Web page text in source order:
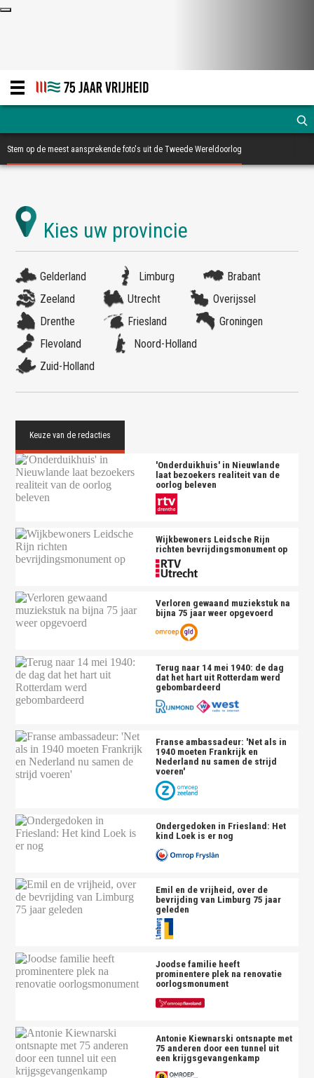
Stem op de meest aansprekende foto's uit de Tweede Wereldoorlog
Gelderland Limburg
Brabant
Zeeland
Utrecht
Overijssel
Drenthe
Friesland
Groningen
Flevoland
Noord-Holland
Zuid-Holland
'Onderduikhuis' in Nieuwlande
laat bezoekers realiteit van de
oorlog beleven
Wijkbewoners Leidsche Rijn
richten bevrijdingsmonument op
Verloren gewaand muziekstuk na
bijna 75 jaar weer opgevoerd
Terug naar 14 mei 1940: de dag
dat het hart uit Rotterdam werd
gebombardeerd
Franse ambassadeur: 'Net als in
1940 moeten Frankrijk en
Nederland nu samen de strijd
voeren'
Ondergedoken in Friesland: Het
kind Loek is er nog
Emil en de vrijheid, over de
bevrijding van Limburg 75 jaar
geleden
Joodse familie heeft
prominentere plek na renovatie
oorlogsmonument
Antonie Kiewnarski ontsnapte met
75 anderen door een tunnel uit
een krijgsgevangenkamp